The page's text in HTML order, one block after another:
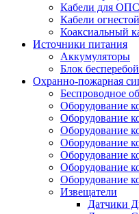
Кабели для ОПС
Кабели
Коаксиальный
Источники питания
Аккумуляторы
Блок
Охранно-пожарная
Беспроводное
Оборудование
Оборудование
Оборудование
Оборудование
Оборудование
Оборудование
Оборудование
Извещатели
Датчики